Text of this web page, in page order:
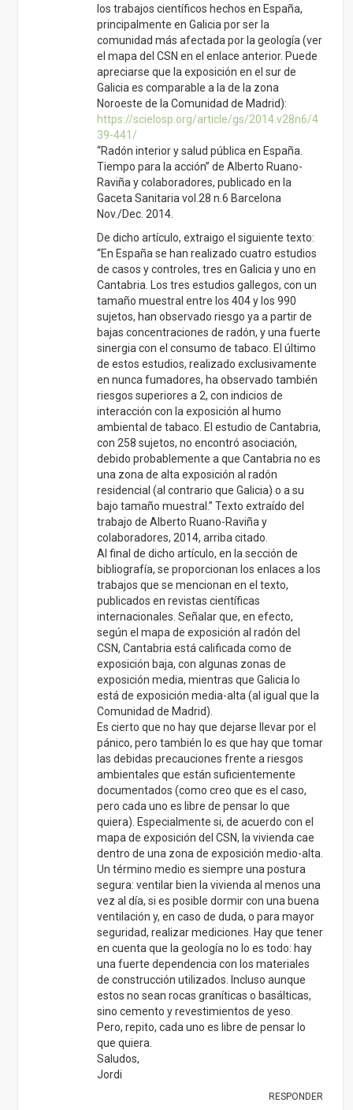
los trabajos científicos hechos en España,
principalmente en Galicia por ser la
comunidad más afectada por la geología (ver
el mapa del CSN en el enlace anterior. Puede
apreciarse que la exposición en el sur de
Galicia es comparable a la de la zona
Noroeste de la Comunidad de Madrid):
https://scielosp.org/article/gs/2014.v28n6/4
39-441/
“Radón interior y salud pública en España.
Tiempo para la acción” de Alberto Ruano-
Raviña y colaboradores, publicado en la
Gaceta Sanitaria vol.28 n.6 Barcelona
Nov./Dec. 2014.
De dicho artículo, extraigo el siguiente texto:
“En España se han realizado cuatro estudios
de casos y controles, tres en Galicia y uno en
Cantabria. Los tres estudios gallegos, con un
tamaño muestral entre los 404 y los 990
sujetos, han observado riesgo ya a partir de
bajas concentraciones de radón, y una fuerte
sinergia con el consumo de tabaco. El último
de estos estudios, realizado exclusivamente
en nunca fumadores, ha observado también
riesgos superiores a 2, con indicios de
interacción con la exposición al humo
ambiental de tabaco. El estudio de Cantabria,
con 258 sujetos, no encontró asociación,
debido probablemente a que Cantabria no es
una zona de alta exposición al radón
residencial (al contrario que Galicia) o a su
bajo tamaño muestral.” Texto extraído del
trabajo de Alberto Ruano-Raviña y
colaboradores, 2014, arriba citado.
Al final de dicho artículo, en la sección de
bibliografía, se proporcionan los enlaces a los
trabajos que se mencionan en el texto,
publicados en revistas científicas
internacionales. Señalar que, en efecto,
según el mapa de exposición al radón del
CSN, Cantabria está calificada como de
exposición baja, con algunas zonas de
exposición media, mientras que Galicia lo
está de exposición media-alta (al igual que la
Comunidad de Madrid).
Es cierto que no hay que dejarse llevar por el
pánico, pero también lo es que hay que tomar
las debidas precauciones frente a riesgos
ambientales que están suficientemente
documentados (como creo que es el caso,
pero cada uno es libre de pensar lo que
quiera). Especialmente si, de acuerdo con el
mapa de exposición del CSN, la vivienda cae
dentro de una zona de exposición medio-alta.
Un término medio es siempre una postura
segura: ventilar bien la vivienda al menos una
vez al día, si es posible dormir con una buena
ventilación y, en caso de duda, o para mayor
seguridad, realizar mediciones. Hay que tener
en cuenta que la geología no lo es todo: hay
una fuerte dependencia con los materiales
de construcción utilizados. Incluso aunque
estos no sean rocas graníticas o basálticas,
sino cemento y revestimientos de yeso.
Pero, repito, cada uno es libre de pensar lo
que quiera.
Saludos,
Jordi
RESPONDER